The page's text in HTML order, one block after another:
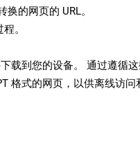
的网页的 URL。
。
载到您的设备。 通过遵循
格式的网页，以供离线访问